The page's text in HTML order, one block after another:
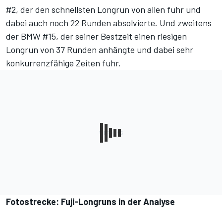
#2, der den schnellsten Longrun von allen fuhr und
dabei auch noch 22 Runden absolvierte. Und zweitens
der BMW #15, der seiner Bestzeit einen riesigen
Longrun von 37 Runden anhängte und dabei sehr
konkurrenzfähige Zeiten fuhr.
Fotostrecke: Fuji-Longruns in der Analyse